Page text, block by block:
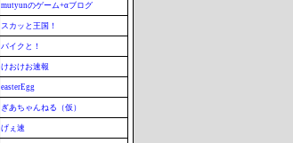
mutyunのゲーム+αブログ
スカッと王国！
バイクと！
けおけお速報
easterEgg
ぎあちゃんねる（仮）
げぇ速